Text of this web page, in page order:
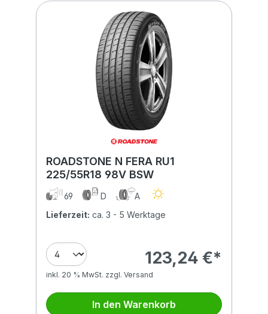
ROADSTONE N FERA RU1
225/55R18 98V BSW
69 D
A
Lieferzeit: ca. 3 - 5 Werktage
123,24 €*
inkl. 20 % MwSt. zzgl. Versand
In den Warenkorb